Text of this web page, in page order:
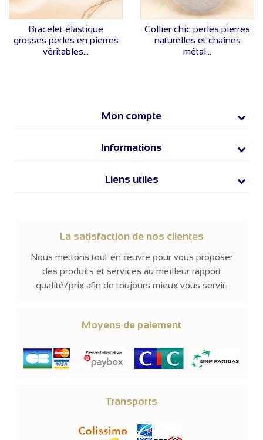
VOIR LE PRIX
Bracelet élastique
grosses perles en pierres
véritables...
VOIR LE PRIX
Collier chic perles pierres
naturelles et chaînes
métal...
Mon compte
Informations
Liens utiles
La satisfaction de nos clientes
Nous mettons tout en œuvre pour vous proposer
des produits et services au meilleur rapport
qualité/prix afin de toujours mieux vous servir.
Moyens de paiement
Transports